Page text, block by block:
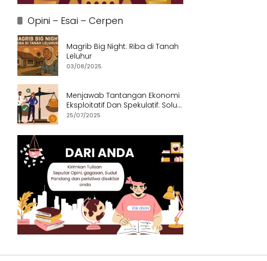
Opini – Esai – Cerpen
Magrib Big Night: Riba di Tanah
Leluhur
03/08/2025
Menjawab Tantangan Ekonomi
Eksploitatif Dan Spekulatif: Solusi
Etis dan Berkeadilan
25/07/2025